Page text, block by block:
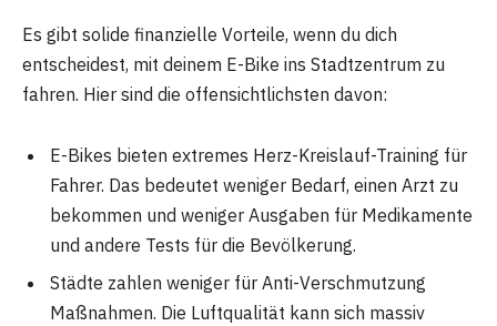
Es gibt solide finanzielle Vorteile, wenn du dich
entscheidest, mit deinem E-Bike ins Stadtzentrum zu
fahren. Hier sind die offensichtlichsten davon:
E-Bikes bieten extremes Herz-Kreislauf-Training für
Fahrer. Das bedeutet weniger Bedarf, einen Arzt zu
bekommen und weniger Ausgaben für Medikamente
und andere Tests für die Bevölkerung.
Städte zahlen weniger für Anti-Verschmutzung
Maßnahmen. Die Luftqualität kann sich massiv